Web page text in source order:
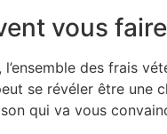
vous
des frais
se révéler être une
qui va vous